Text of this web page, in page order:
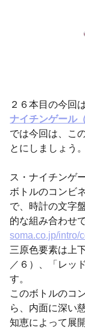
２６本目の今回
ナイチンゲール
では今回は、こ
とにしましょう。
●【B025
ス・ナイチンゲ
ボトルのコンビ
で、時計の文字
的な組み合わせ
soma.co.jp/intro/
三原色要素は上
／６）、「レッ
す。
このボトルのコ
ら、内面に深い
知恵によって展